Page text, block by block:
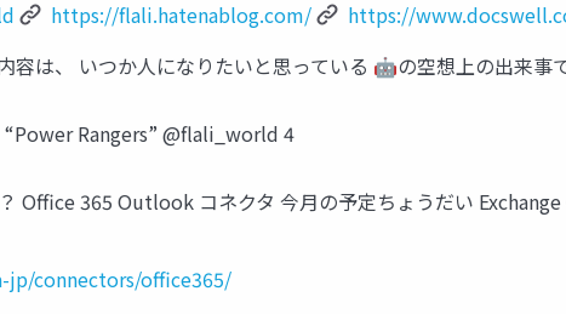
https://flali.hatenablog.com/
https://
容は、 いつか人になりたいと思っている 🤖の空想上の出来
Rangers” @flali_world 4
Office 365 Outlook コネクタ 今月の予定ちょうだい
connectors/office365/